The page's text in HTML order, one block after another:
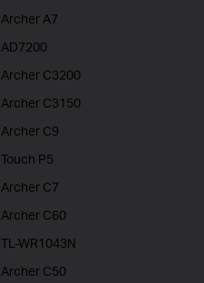
Archer A7
AD7200
Archer C3200
Archer C3150
Archer C9
Touch P5
Archer C7
Archer C60
TL-WR1043N
Archer C50